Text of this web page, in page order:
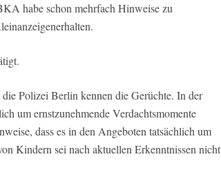
habe schon mehrfach Hinweise zu
Polizei Berlin kennen die Gerüchte. In der
um ernstzunehmende Verdachtsmomente
dass es in den Angeboten tatsächlich um
Kindern sei nach aktuellen Erkenntnissen nicht